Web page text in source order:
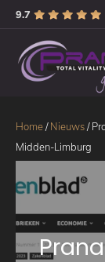
9.7
Home/ Nieuws/
Midden-Limburg